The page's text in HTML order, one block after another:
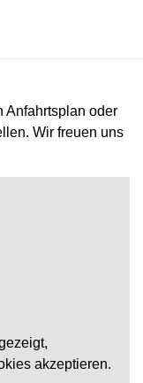
Anfahrtsplan oder
Wir freuen uns
akzeptieren.